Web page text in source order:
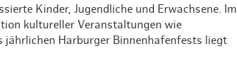
Weihnachten mit Bibi & Tina
Kinder, Jugendliche und Erwachsene. Im
kultureller Veranstaltungen wie
jährlichen Harburger Binnenhafenfests liegt